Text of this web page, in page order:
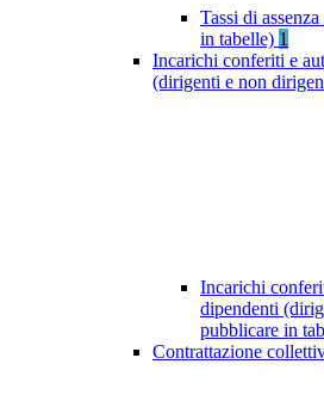
Tassi di
in tabelle) 1
Incarichi conferiti e
(dirigenti e non
Incarichi
dipendenti
pubblicare in
Contrattazione